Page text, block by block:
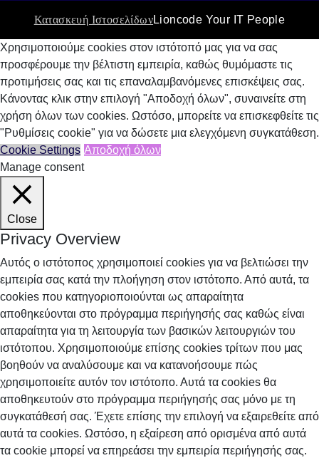
Κατασκευή ΙστοσελίδωνLioncode Your IT People
Χρησιμοποιούμε cookies στον ιστότοπό μας για να σας
προσφέρουμε την βέλτιστη εμπειρία, καθώς θυμόμαστε τις
προτιμήσεις σας και τις επαναλαμβανόμενες επισκέψεις σας.
Κάνοντας κλικ στην επιλογή "Αποδοχή όλων", συναινείτε στη
χρήση όλων των cookies. Ωστόσο, μπορείτε να επισκεφθείτε τις
"Ρυθμίσεις cookie" για να δώσετε μια ελεγχόμενη συγκατάθεση.
Cookie Settings Αποδοχή όλων
Manage consent
Close
Privacy Overview
Αυτός ο ιστότοπος χρησιμοποιεί cookies για να βελτιώσει την
εμπειρία σας κατά την πλοήγηση στον ιστότοπο. Από αυτά, τα
cookies που κατηγοριοποιούνται ως απαραίτητα
αποθηκεύονται στο πρόγραμμα περιήγησής σας καθώς είναι
απαραίτητα για τη λειτουργία των βασικών λειτουργιών του
ιστότοπου. Χρησιμοποιούμε επίσης cookies τρίτων που μας
βοηθούν να αναλύσουμε και να κατανοήσουμε πώς
χρησιμοποιείτε αυτόν τον ιστότοπο. Αυτά τα cookies θα
αποθηκευτούν στο πρόγραμμα περιήγησής σας μόνο με τη
συγκατάθεσή σας. Έχετε επίσης την επιλογή να εξαιρεθείτε από
αυτά τα cookies. Ωστόσο, η εξαίρεση από ορισμένα από αυτά
τα cookie μπορεί να επηρεάσει την εμπειρία περιήγησής σας.